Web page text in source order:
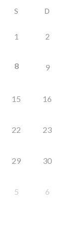
S D
1 2
8 9
15 16
22 23
29 30
5 6